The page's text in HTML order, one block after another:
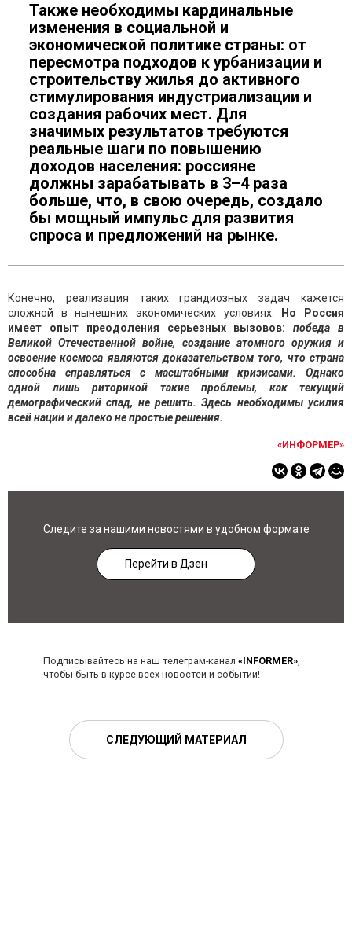
Также необходимы кардинальные
изменения в социальной и
экономической политике страны: от
пересмотра подходов к урбанизации и
строительству жилья до активного
стимулирования индустриализации и
создания рабочих мест. Для
значимых результатов требуются
реальные шаги по повышению
доходов населения: россияне
должны зарабатывать в 3–4 раза
больше, что, в свою очередь, создало
бы мощный импульс для развития
спроса и предложений на рынке.
Конечно, реализация таких грандиозных задач кажется
сложной в нынешних экономических условиях.
Но Россия
имеет опыт преодоления серьезных вызовов:
победа в
Великой Отечественной войне, создание атомного оружия и
освоение космоса являются доказательством того, что страна
способна справляться с масштабными кризисами. Однако
одной лишь риторикой такие проблемы, как текущий
демографический спад, не решить. Здесь необходимы усилия
всей нации и далеко не простые решения.
«ИНФОРМЕР»
Следите за нашими новостями в удобном формате
Перейти в Дзен
Подписывайтесь на наш телеграм-канал «INFORMER»,
чтобы быть в курсе всех новостей и событий!
СЛЕДУЮЩИЙ МАТЕРИАЛ